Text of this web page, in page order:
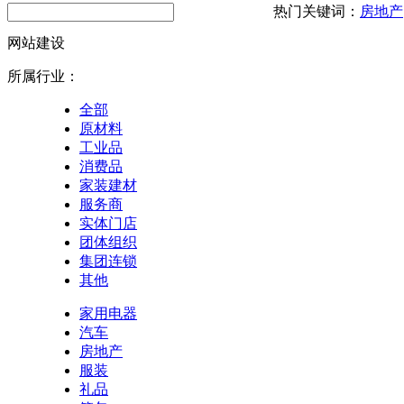
热门关键词： 房地产
网站建设
所属行业：
全部
原材料
工业品
消费品
家装建材
服务商
实体门店
团体组织
集团连锁
其他
家用电器
汽车
房地产
服装
礼品